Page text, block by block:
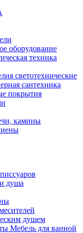
оборудование
техника
светотехнические
сантехника
покрытия
камины
душа
душем
Мебель для ванной